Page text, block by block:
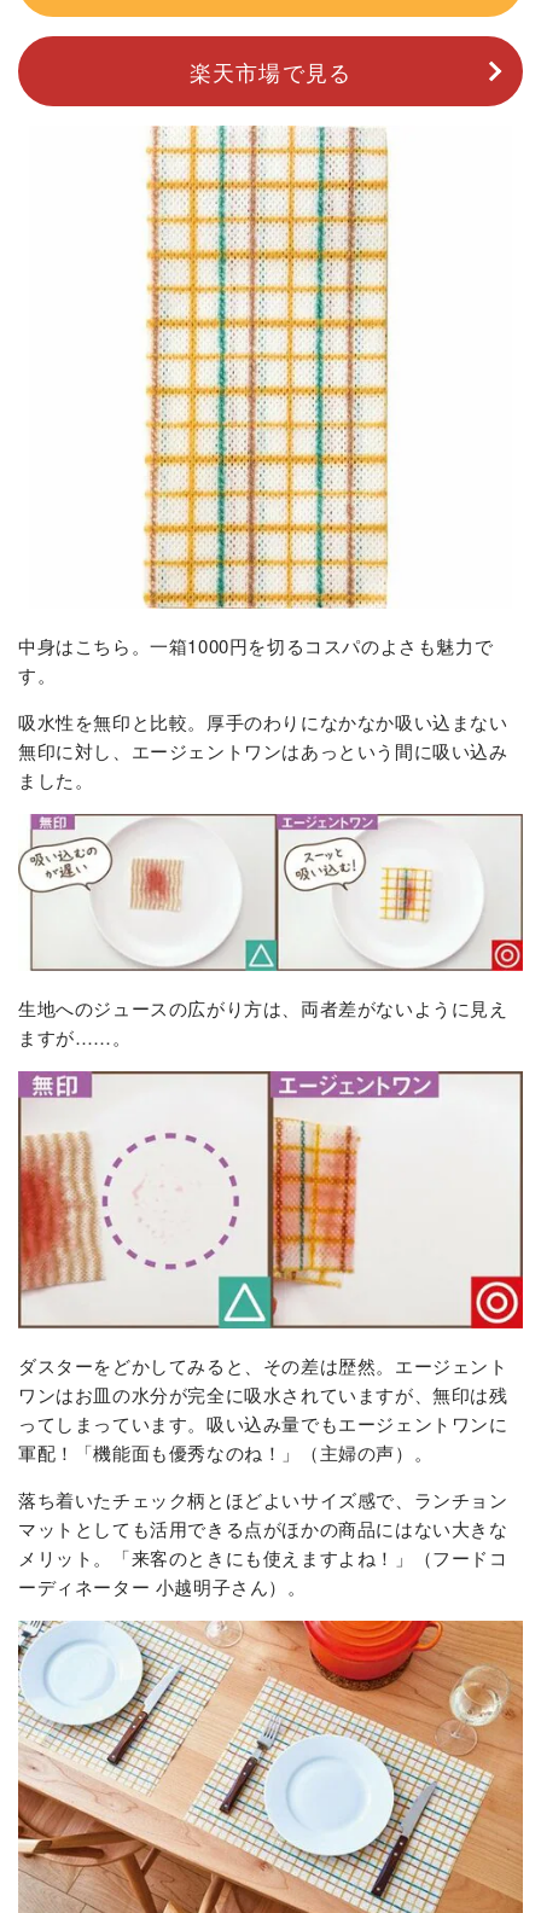
楽天市場で見る
中身はこちら。一箱1000円を切るコスパのよさも魅力で
す。
吸水性を無印と比較。厚手のわりになかなか吸い込まない
無印に対し、エージェントワンはあっという間に吸い込み
ました。
生地へのジュースの広がり方は、両者差がないように見え
ますが……。
ダスターをどかしてみると、その差は歴然。エージェント
ワンはお皿の水分が完全に吸水されていますが、無印は残
ってしまっています。吸い込み量でもエージェントワンに
軍配！「機能面も優秀なのね！」（主婦の声）。
落ち着いたチェック柄とほどよいサイズ感で、ランチョン
マットとしても活用できる点がほかの商品にはない大きな
メリット。「来客のときにも使えますよね！」（フードコ
ーディネーター 小越明子さん）。